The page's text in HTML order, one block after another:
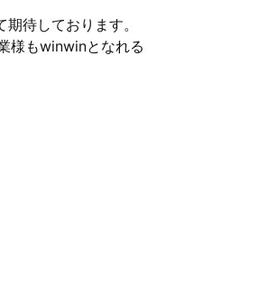
待しております。
様もwinwinとなれる